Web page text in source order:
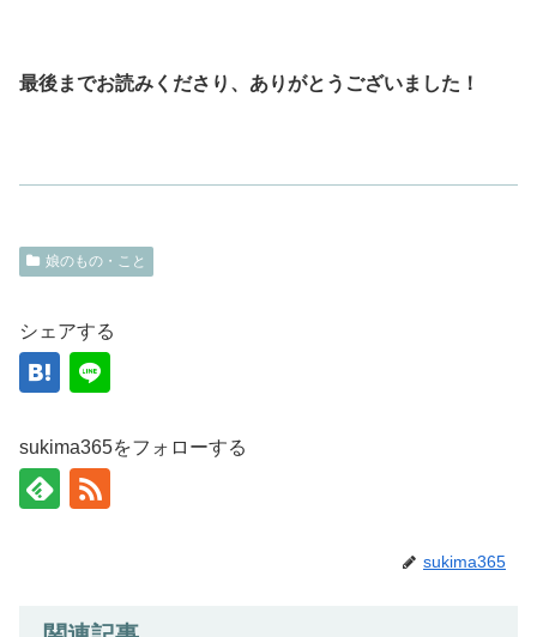
最後までお読みくださり、ありがとうございました！
娘のもの・こと
シェアする
sukima365をフォローする
sukima365